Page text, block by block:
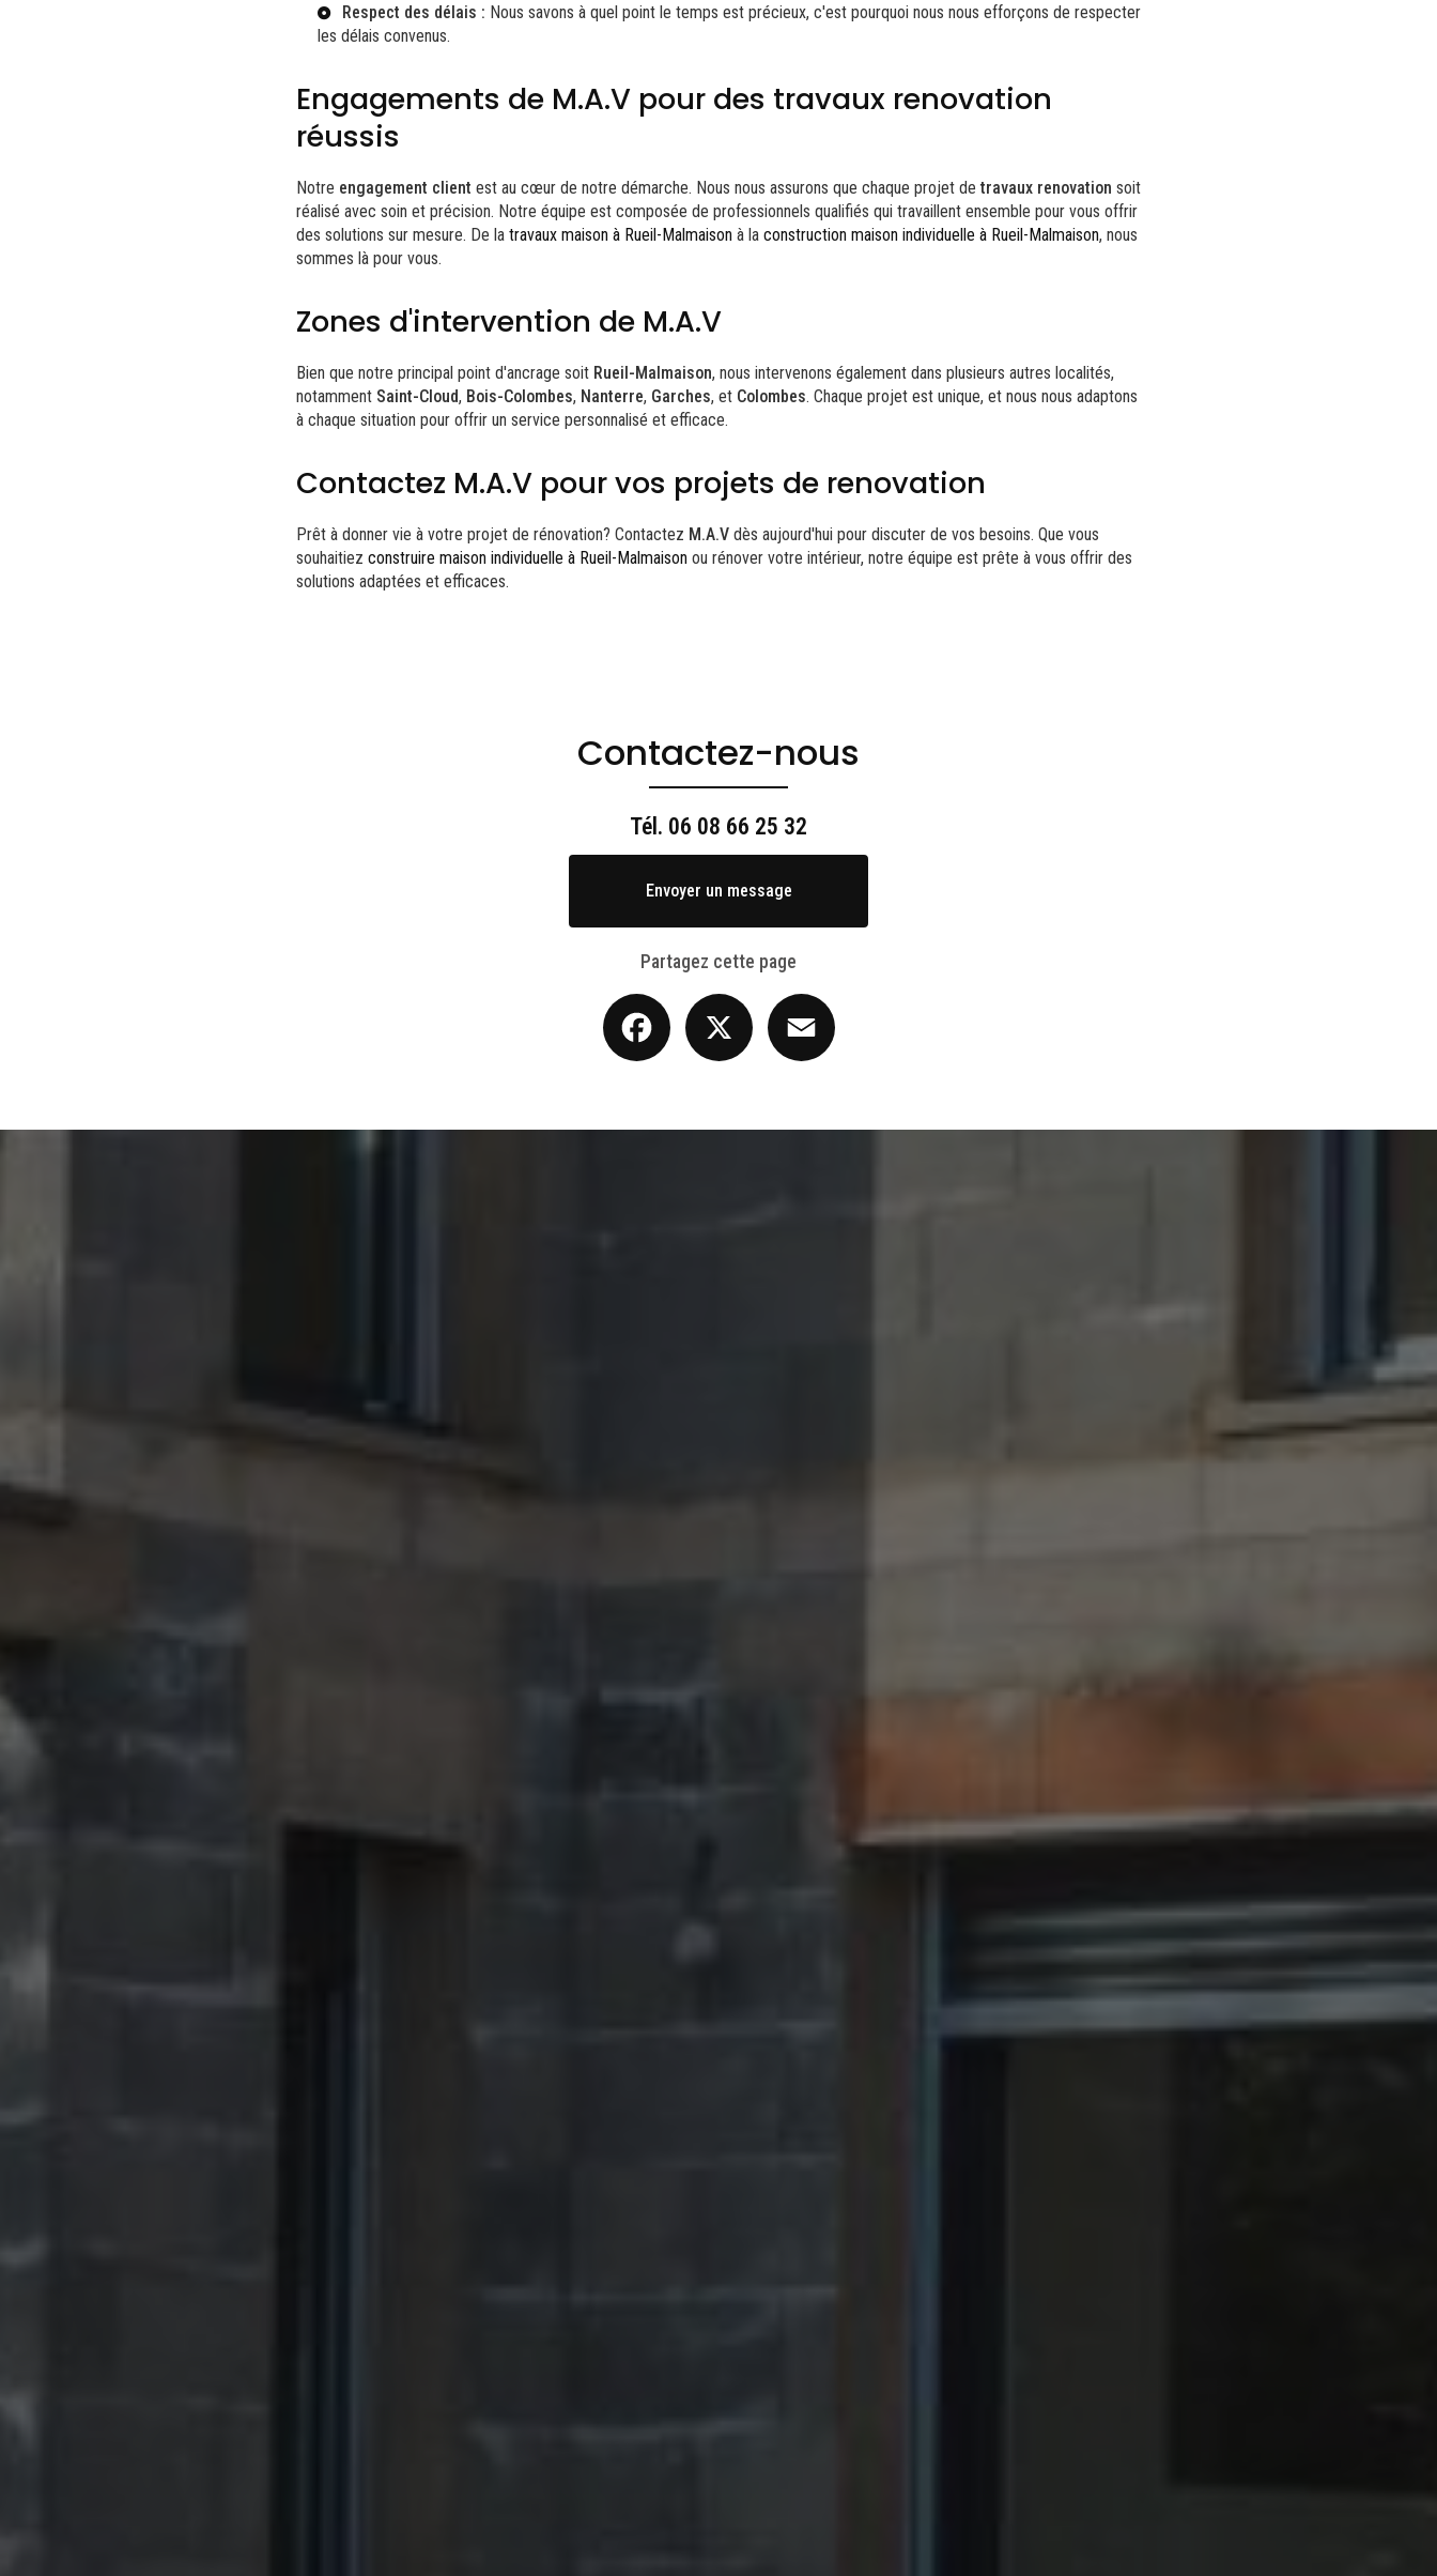
Respect des délais : Nous savons à quel point le temps est précieux, c'est pourquoi nous nous efforçons de respecter
les délais convenus.
Engagements de M.A.V pour des travaux renovation
réussis
Notre engagement client est au cœur de notre démarche. Nous nous assurons que chaque projet detravaux renovation soit
réalisé avec soin et précision. Notre équipe est composée de professionnels qualifiés qui travaillent ensemble pour vous offrir
des solutions sur mesure. De la travaux maison à Rueil-Malmaison à la construction maison individuelle à Rueil-Malmaison, nous
sommes là pour vous.
Zones d'intervention de M.A.V
Bien que notre principal point d'ancrage soit Rueil-Malmaison, nous intervenons également dans plusieurs autres localités,
notamment Saint-Cloud, Bois-Colombes, Nanterre, Garches, et Colombes. Chaque projet est unique, et nous nous adaptons
à chaque situation pour offrir un service personnalisé et efficace.
Contactez M.A.V pour vos projets de renovation
Prêt à donner vie à votre projet de rénovation? Contactez M.A.V dès aujourd'hui pour discuter de vos besoins. Que vous
souhaitiez construire maison individuelle à Rueil-Malmaison ou rénover votre intérieur, notre équipe est prête à vous offrir des
solutions adaptées et efficaces.
Contactez-nous
Tél. 06 08 66 25 32
Envoyer un message
Partagez cette page
Facebook